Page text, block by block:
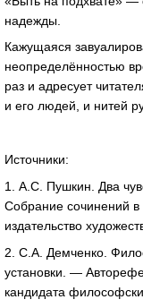
надежды.
Кажущаяся
неопределённостью
раз и адресует
и его людей, и нитей
Источники:
1. А.С. Пушкин. Два
Собрание сочинений
издательство
2. С.А. Демченко.
установки. —
кандидата